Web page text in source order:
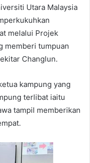
Utara Malaysia
melalui Projek
memberi tumpuan
Changlun.
kampung yang
terlibat iaitu
tampil memberikan